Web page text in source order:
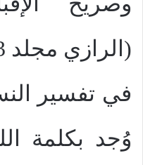
(الرازي مجلد 3 ص 676). وقال
وُجد بكلمة